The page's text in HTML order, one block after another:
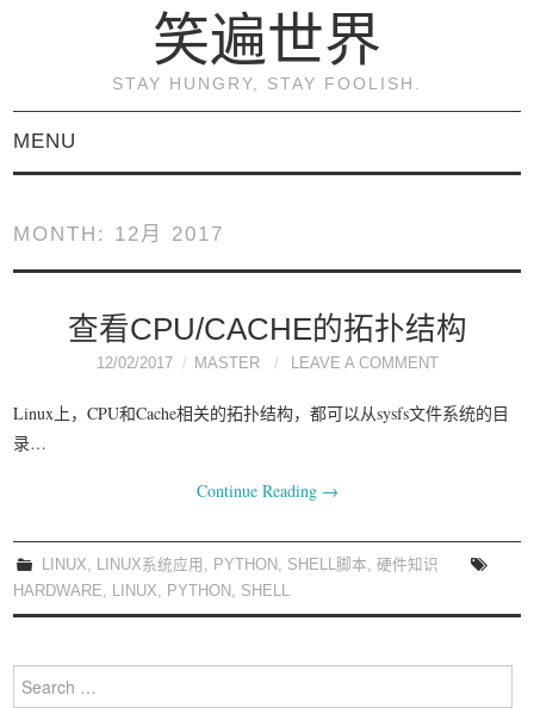
笑遍世界
STAY HUNGRY, STAY FOOLISH.
MENU
（连载）
战与原理解析》
我要笑遍世界
MONTH: 12月 2017
查看CPU/CACHE的拓扑结构
12/02/2017 MASTER LEAVE A COMMENT
Linux上，CPU和Cache相关的拓扑结构，都可以从sysfs文件系统的目
录…
Continue Reading →
LINUX LINUX系统应用 PYTHON SHELL脚本 ,硬件知识
HARDWARE
LINUX PYTHON SHELL
Search for: